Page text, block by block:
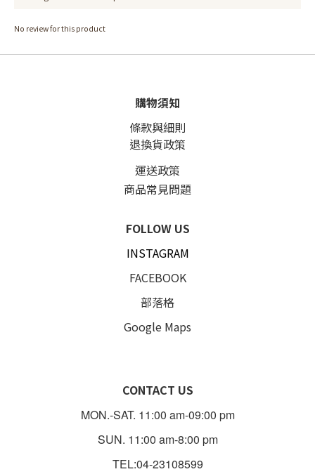
No review for this product
購物須知
條款與細則
退換貨政策
運送政策
商品常見問題
FOLLOW US
INSTAGRAM
FACEBOOK
部落格
Google Maps
CONTACT US
MON.-SAT. 11:00 am-09:00 pm
SUN. 11:00 am-8:00 pm
TEL:04-23108599